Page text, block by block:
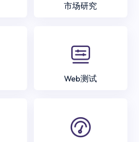
市场研究
Web测试